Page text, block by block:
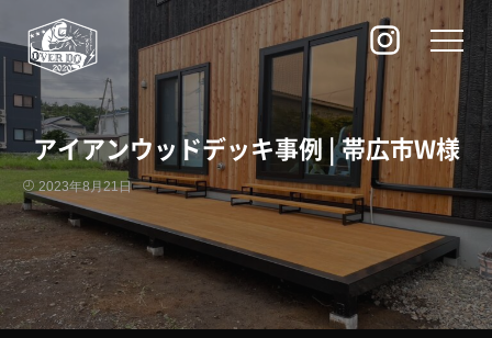
アイアンウッドデッキ事例 | 帯広市W様
2023年8月21日